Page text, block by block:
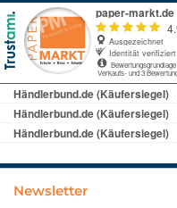
Newsletter